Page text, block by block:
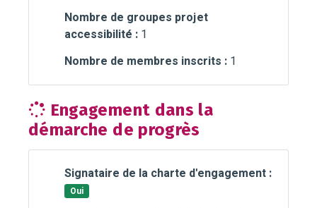
Nombre de groupes projet
accessibilité : 1
Nombre de membres inscrits : 1
Engagement dans la
démarche de progrès
Signataire de la charte d'engagement :
Oui